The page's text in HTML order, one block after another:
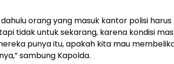
orang yang masuk kantor polisi
tidak untuk sekarang, karena kondisi
punya itu, apakah kita mau
sambung Kapolda.